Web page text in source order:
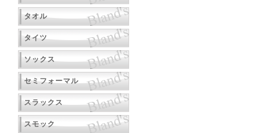
タオル
タイツ
ソックス
セミフォーマル
スラックス
スモック